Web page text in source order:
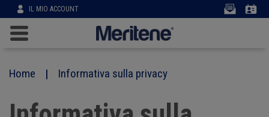
IL MIO ACCOUNT
User
account
contenuto
Home Informativa sulla privacy